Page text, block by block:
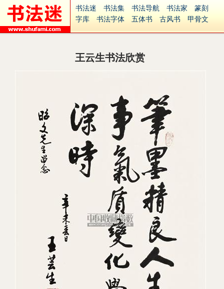
书法迷 书法集 书法导航 书法家
篆刻
字库
书法字体 五体书 古风书
甲骨文
集字
字形 大字 篆刻之家
古籍
中医 象棋 游戏
P图宝 南无阿弥陀佛
安全网站
捐赠 繁體版
王云生书法欣赏